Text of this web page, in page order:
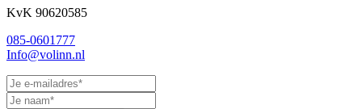
KvK 90620585
085-0601777
Info@volinn.nl